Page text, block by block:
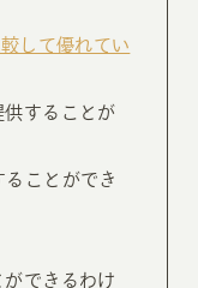
して優れてい
することが
ことができ
できるわけ